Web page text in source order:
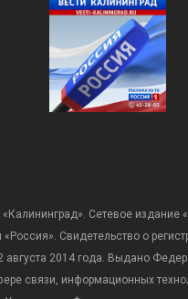
Сетевое издание
«Россия». Свидетельство о
августа 2014 года. Выдано
связи, информационных